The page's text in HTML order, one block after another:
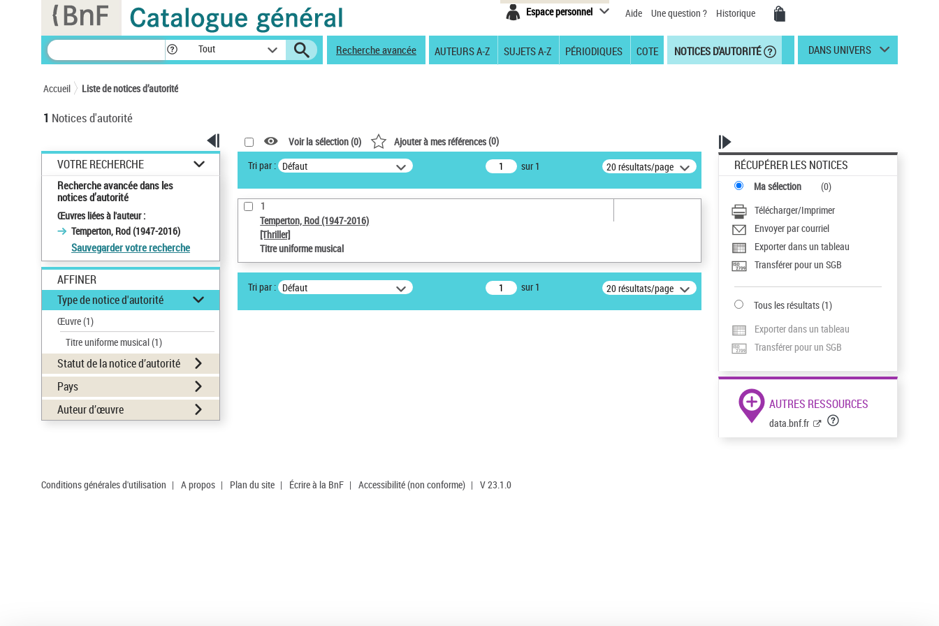
Espace personnel Aide Une question ? Historique
Tout Recherche avancée AUTEURS A-Z SUJETS A-Z PÉRIODIQUES COTE NOTICES D'AUTORITÉ DANS UNIVERS
Accueil Liste de notices d’autorité
1 Notices d'autorité
VOTRE RECHERCHE
Recherche avancée dans les
notices d’autorité
Œuvres liées à l'auteur :
Temperton, Rod (1947-2016)
Sauvegarder votre recherche
AFFINER
Type de notice d'autorité
Œuvre(1)
Titre uniforme musical(1)
Statut de la notice d’autorité
Pays
Auteur d’œuvre
Voir la sélection (0) Ajouter à mes références(0)
Tri par : Défaut sur 1 20 résultats/page
1
Temperton, Rod (1947-2016)
[Thriller]
Titre uniforme musical
Tri par : Défaut sur 1 20 résultats/page
RÉCUPÉRER LES NOTICES
Ma sélection (0)
Télécharger/Imprimer
Envoyer par courriel
Exporter dans un tableau
Transférer pour un SGB
Tous les résultats(1)
Exporter dans un tableau
Transférer pour un SGB
AUTRES RESSOURCES
data.bnf.fr
Conditions générales d'utilisation | A propos | Plan du site | Écrire à la BnF | Accessibilité (non conforme) | V 23.1.0
Panneau de gestion des cookies